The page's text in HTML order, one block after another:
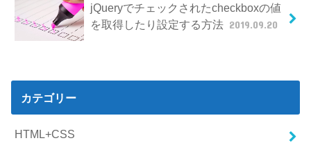
jQueryでチェックされたcheckboxの値
を取得したり設定する方法 2019.09.20
カテゴリー
HTML+CSS